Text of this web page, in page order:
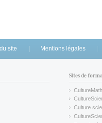
site Mentions légales
Sites de
CultureMath
(link is
(link is
Culture